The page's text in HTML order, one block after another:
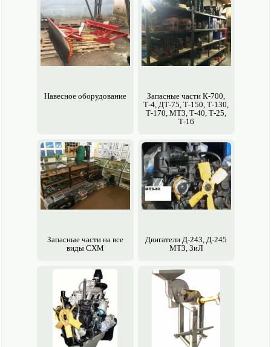
Навесное обору­дование
Запасные части К-700,
Т-4, ДТ-75, Т-150, Т-130,
Т-170, МТЗ, Т-40, Т-25,
Т-16
Запасные части на все
виды СХМ
Двигатели Д-243, Д-245
МТЗ, ЗиЛ